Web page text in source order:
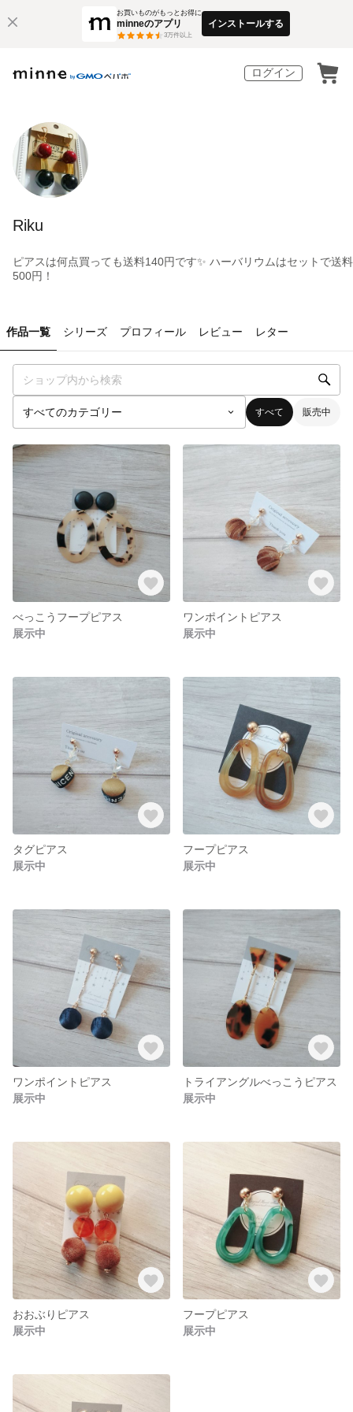
お買いものがもっとお得に
minneのアプリ
3万件以上
インストールする
ログイン
Riku
ピアスは何点買っても送料140円です✨ ハーバリウムはセットで送料
500円！
作品一覧 シリーズ プロフィール レビュー レター
すべて 販売中
べっこうフープピアス
展示中
ワンポイントピアス
展示中
タグピアス
展示中
フープピアス
展示中
ワンポイントピアス
展示中
トライアングルべっこうピアス
展示中
おおぶりピアス
展示中
フープピアス
展示中